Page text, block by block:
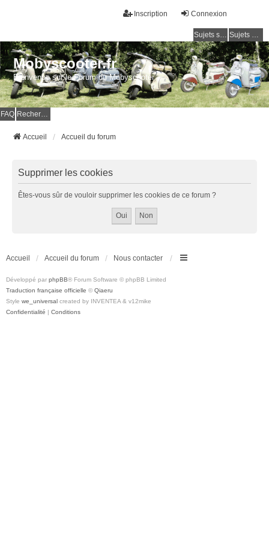
Connexion
Inscription
Sujets sans réponse Sujets actifs
Mobyscooter.fr
Bienvenue sur le Forum du Mobyscooter
FAQ Rechercher
Accueil Accueil du forum
Supprimer les cookies
Êtes-vous sûr de vouloir supprimer les cookies de ce forum ?
Accueil Accueil du forum Nous contacter
Développé par phpBB® Forum Software © phpBB Limited
Traduction française officielle © Qiaeru
Style we_universal created by INVENTEA & v12mike
Confidentialité | Conditions